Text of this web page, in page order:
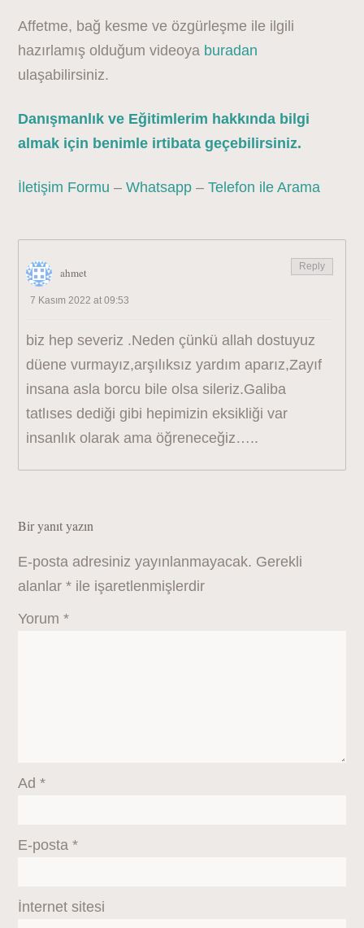
Affetme, bağ kesme ve özgürleşme ile ilgili
hazırlamış olduğum videoya buradan
ulaşabilirsiniz.
Danışmanlık ve Eğitimlerim hakkında bilgi
almak için benimle irtibata geçebilirsiniz.
İletişim Formu –Whatsapp –Telefon ile Arama
ahmet
7 Kasım 2022 at 09:53
biz hep severiz .Neden çünkü allah dostuyuz
düene vurmayız,arşılıksız yardım aparız,Zayıf
insana asla borcu bile olsa sileriz.Galiba
tatlıses dediği gibi hepimizin eksikliği var
insanlık olarak ama öğreneceğiz…..
Reply
Bir yanıt yazın
E-posta adresiniz yayınlanmayacak. Gerekli
alanlar* ile işaretlenmişlerdir
Yorum*
Ad*
E-posta*
İnternet sitesi